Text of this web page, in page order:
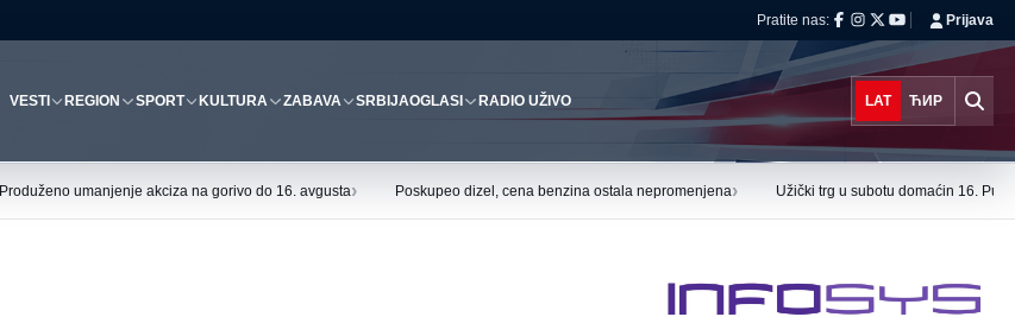
Pratite nas: Prijava
VESTI REGION SPORT KULTURA ZABAVA SRBIJAOGLASI RADIO UŽIVO LAT ЋИР
Produženo umanjenje akciza na gorivo do 16. avgusta› Poskupeo dizel, cena benzina ostala nepromenjena› Užički trg u subotu domaćin 16.